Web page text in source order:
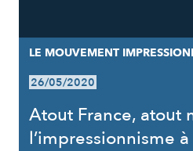
LE MOUVEMENT
26/05/2020
Atout France, atout
l’impressionnisme